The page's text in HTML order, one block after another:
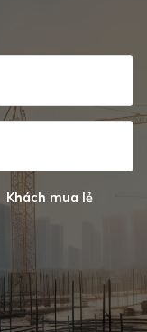
Khách mua lẻ